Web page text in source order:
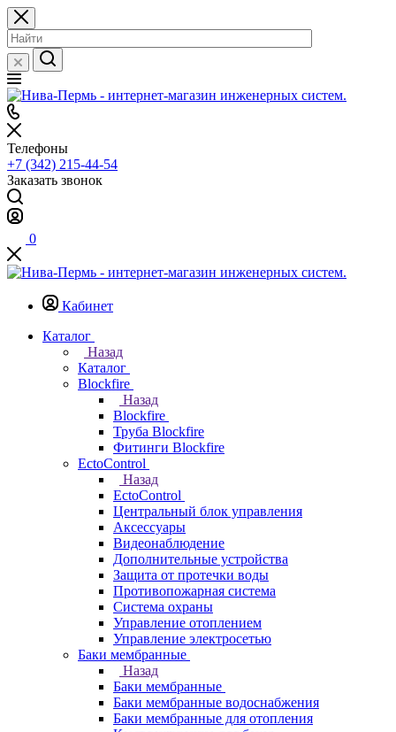
Телефоны
+7 (342) 215-44-54
Заказать звонок
0
Кабинет
Каталог
Назад
Каталог
Blockfire
Назад
Blockfire
Труба Blockfire
Фитинги Blockfire
EctoControl
Назад
EctoControl
Центральный блок управления
Аксессуары
Видеонаблюдение
Дополнительные устройства
Защита от протечки воды
Противопожарная система
Система охраны
Управление отоплением
Управление электросетью
Баки мембранные
Назад
Баки мембранные
Баки мембранные водоснабжения
Баки мембранные для отопления